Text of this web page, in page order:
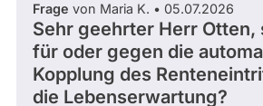
Frage von Maria K. • 05.07.2026
Sehr geehrter Herr Otten,
für oder gegen die
Kopplung des
die Lebenserwartung?